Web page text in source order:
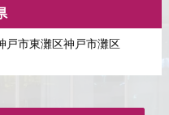
戸市東灘区神戸市灘区